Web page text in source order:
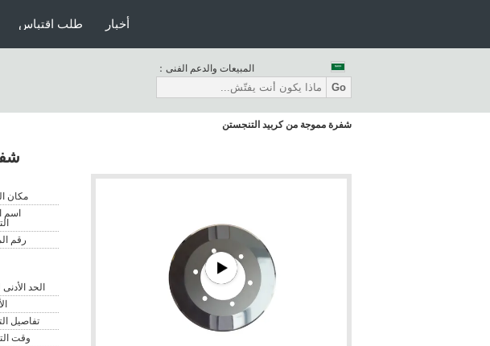
طلب اقتباس أخبار
المبيعات والدعم الفنى：
Go
شفرة مموجة من كربيد التنجستن
مكان
اسم
رقم
الحد
تفاصيل
وقت